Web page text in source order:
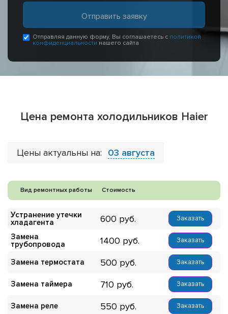
Отправляя данную форму, Вы соглашаетесь с политикой
конфиденциальности нашего сайта
Цена ремонта холодильников Haier
Цены актуальны на: 03 августа
Вид ремонтных работы Стоимость
Устранение утечки
хладагента
600 Заказать
Замена
трубопровода
1400 Заказать
Замена термостата 500 Заказать
Замена таймера 710 Заказать
Замена реле 550 Заказать